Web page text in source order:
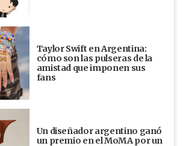
Taylor Swift en Argentina:
cómo son las pulseras de la
amistad que imponen sus
fans
Un diseñador argentino ganó
un premio en el MoMA por un